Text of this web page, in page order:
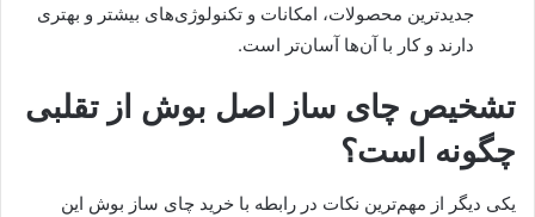
جدیدترین محصولات، امکانات و تکنولوژی‌های بیشتر و بهتری
دارند و کار با آن‌ها آسان‌تر است.
تشخیص چای ساز اصل بوش از تقلبی
چگونه است؟
یکی دیگر از مهم‌ترین نکات در رابطه با خرید چای ساز بوش این